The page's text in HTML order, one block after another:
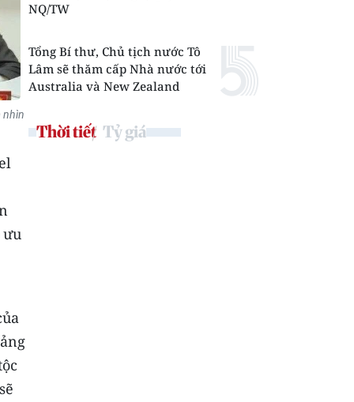
nhìn
ưu
NQ/TW
Tổng Bí thư, Chủ tịch nước Tô
Lâm sẽ thăm cấp Nhà nước tới
Australia và New Zealand
Thời tiết Tỷ giá